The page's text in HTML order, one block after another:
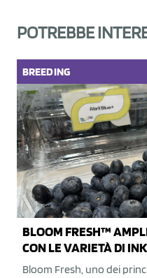
POTREBBE
BREEDING
BLOOM FRESH™
CON LE VARIETÀ DI
Bloom Fresh, uno dei